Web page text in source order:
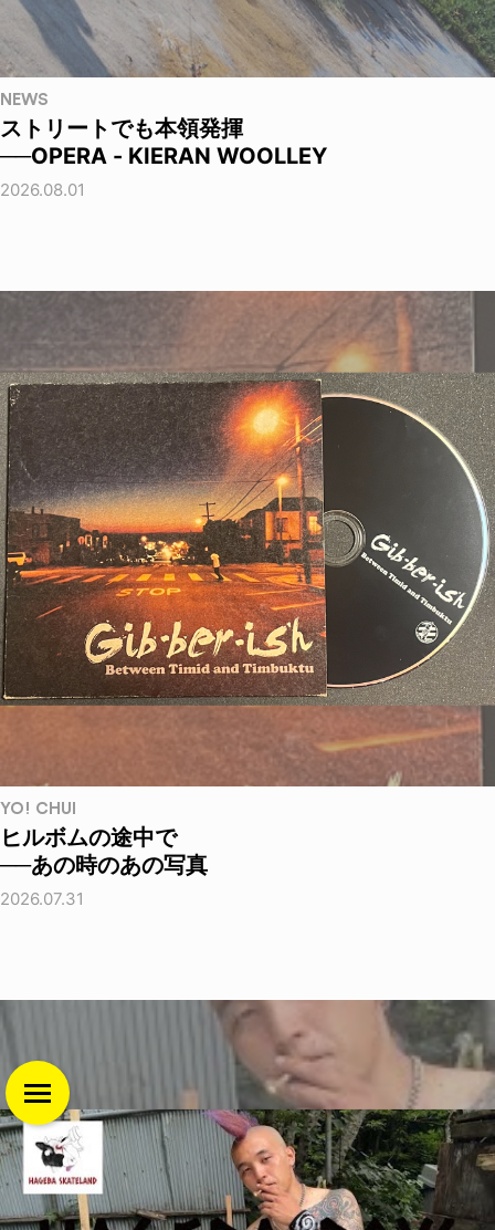
NEWS
ストリートでも本領発揮
──OPERA - KIERAN WOOLLEY
2026.08.01
YO! CHUI
ヒルボムの途中で
──あの時のあの写真
2026.07.31